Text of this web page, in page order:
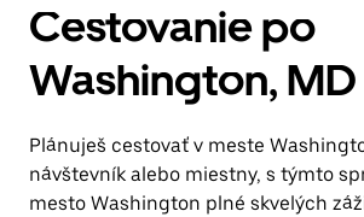
Cestovanie po
Washington, MD
Plánuješ cestovať v meste
návštevník alebo miestny, s týmto
mesto Washington plné skvelých